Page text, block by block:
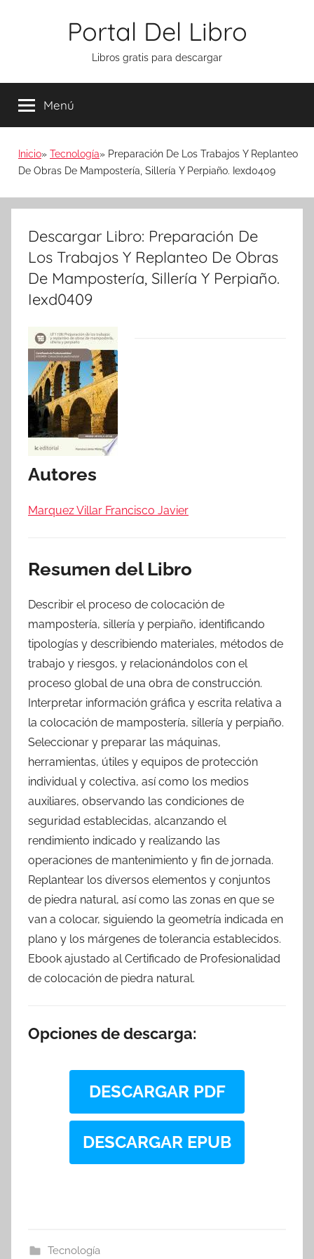
Portal Del Libro
Libros gratis para descargar
Menú
Inicio Tecnología
Preparación De Los Trabajos Y Replanteo
De Obras De Mampostería, Sillería Y Perpiaño. Iexd0409
Descargar Libro: Preparación De
Los Trabajos Y Replanteo De Obras
De Mampostería, Sillería Y Perpiaño.
Iexd0409
Autores
Marquez Villar Francisco Javier
Resumen del Libro
Describir el proceso de colocación de
mampostería, sillería y perpiaño, identificando
tipologías y describiendo materiales, métodos de
trabajo y riesgos, y relacionándolos con el
proceso global de una obra de construcción.
Interpretar información gráfica y escrita relativa a
la colocación de mampostería, sillería y perpiaño.
Seleccionar y preparar las máquinas,
herramientas, útiles y equipos de protección
individual y colectiva, así como los medios
auxiliares, observando las condiciones de
seguridad establecidas, alcanzando el
rendimiento indicado y realizando las
operaciones de mantenimiento y fin de jornada.
Replantear los diversos elementos y conjuntos
de piedra natural, así como las zonas en que se
van a colocar, siguiendo la geometría indicada en
plano y los márgenes de tolerancia establecidos.
Ebook ajustado al Certificado de Profesionalidad
de colocación de piedra natural.
Opciones de descarga:
DESCARGAR PDF
DESCARGAR EPUB
Tecnología